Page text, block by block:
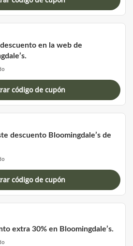
en la web de
código de cupón
descuento Bloomingdale’s de
código de cupón
extra 30% en Bloomingdale’s.